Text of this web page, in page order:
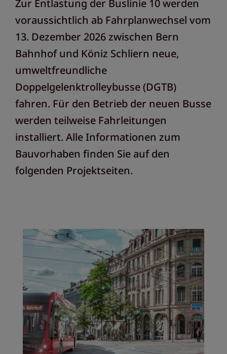
Zur Entlastung der Buslinie 10 werden
voraussichtlich ab Fahrplanwechsel vom
13. Dezember 2026 zwischen Bern
Bahnhof und Köniz Schliern neue,
umweltfreundliche
Doppelgelenktrolleybusse (DGTB)
fahren. Für den Betrieb der neuen Busse
werden teilweise Fahrleitungen
installiert. Alle Informationen zum
Bauvorhaben finden Sie auf den
folgenden Projektseiten.